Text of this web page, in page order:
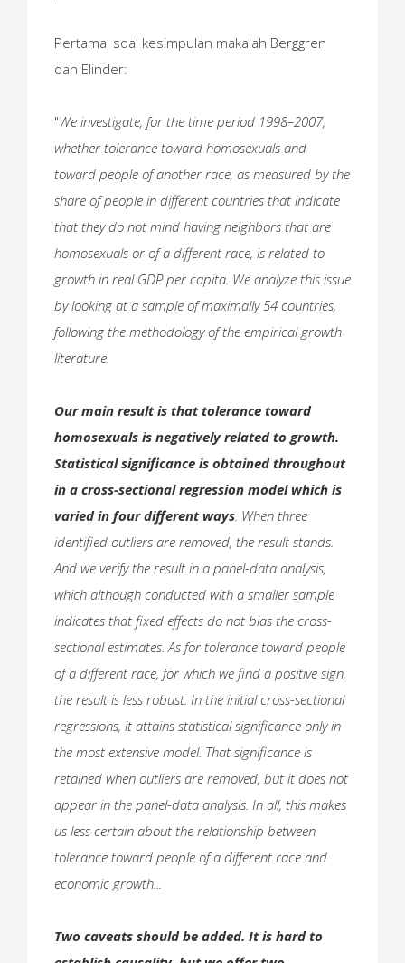
Pertama, soal kesimpulan makalah Berggren
dan Elinder:
"We investigate, for the time period 1998–2007,
whether tolerance toward homosexuals and
toward people of another race, as measured by the
share of people in different countries that indicate
that they do not mind having neighbors that are
homosexuals or of a different race, is related to
growth in real GDP per capita. We analyze this issue
by looking at a sample of maximally 54 countries,
following the methodology of the empirical growth
literature.
Our main result is that tolerance toward
homosexuals is negatively related to growth.
Statistical significance is obtained throughout
in a cross-sectional regression model which is
varied in four different ways . When three
identified outliers are removed, the result stands.
And we verify the result in a panel-data analysis,
which although conducted with a smaller sample
indicates that fixed effects do not bias the cross-
sectional estimates. As for tolerance toward people
of a different race, for which we find a positive sign,
the result is less robust. In the initial cross-sectional
regressions, it attains statistical significance only in
the most extensive model. That significance is
retained when outliers are removed, but it does not
appear in the panel-data analysis. In all, this makes
us less certain about the relationship between
tolerance toward people of a different race and
economic growth...
Two caveats should be added. It is hard to